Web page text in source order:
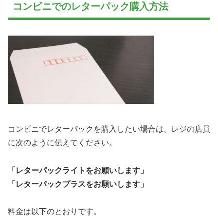
コンビニでのレターパック購入方法
コンビニでレターパックを購入したい場合は、レジの店員
に次のように伝えてください。
「レターパックライトをお願いします」
「レターパックプラスをお願いします」
料金は以下のとおりです。